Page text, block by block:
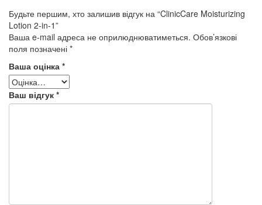
Будьте першим, хто залишив відгук на “ClinicCare Moisturizing
Lotion 2-in-1”
Ваша e-mail адреса не оприлюднюватиметься. Обов’язкові
поля позначені *
Ваша оцінка *
Ваш відгук *